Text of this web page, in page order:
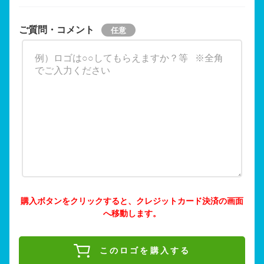
ご質問・コメント
購入ボタンをクリックすると、クレジットカード決済の画面
へ移動します。
このロゴを購入する